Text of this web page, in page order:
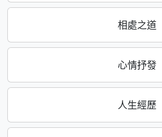
相處之道
心情抒發
人生經歷